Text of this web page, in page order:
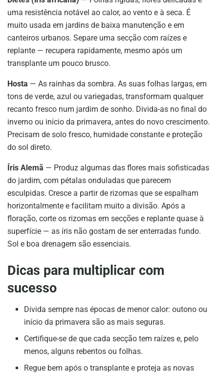
uma resistência notável ao calor, ao vento e à seca. É
muito usada em jardins de baixa manutenção e em
canteiros urbanos. Separe uma secção com raízes e
replante — recupera rapidamente, mesmo após um
transplante um pouco brusco.
Hosta — As rainhas da sombra. As suas folhas largas, em
tons de verde, azul ou variegadas, transformam qualquer
recanto fresco num jardim de sonho. Divida-as no final do
inverno ou início da primavera, antes do novo crescimento.
Precisam de solo fresco, humidade constante e proteção
do sol direto.
Íris Alemã — Produz algumas das flores mais sofisticadas
do jardim, com pétalas onduladas que parecem
esculpidas. Cresce a partir de rizomas que se espalham
horizontalmente e facilitam muito a divisão. Após a
floração, corte os rizomas em secções e replante quase à
superfície — as íris não gostam de ser enterradas fundo.
Sol e boa drenagem são essenciais.
Dicas para multiplicar com
sucesso
Divida sempre nas épocas de menor calor: outono ou
início da primavera são as mais seguras.
Certifique-se de que cada secção tem raízes e, pelo
menos, alguns rebentos ou folhas.
Regue bem após o transplante e proteja as novas